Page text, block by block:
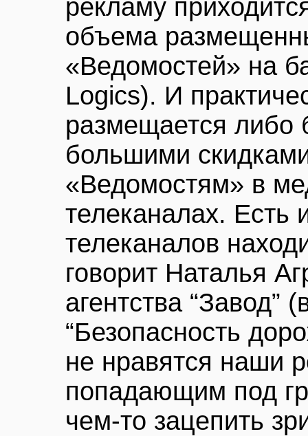
рекламу
объема
«Ведомостей» на
Logics). И
размещается либо
большими
«Ведомостям» в
телеканалах. Есть
телеканалов
говорит Наталья
агентства “Завод”
“Безопасность
не нравятся наши
попадающим под
чем-то зацепить